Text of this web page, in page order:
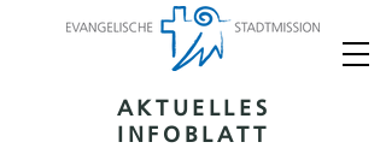
AKTUELLES
INFOBLATT